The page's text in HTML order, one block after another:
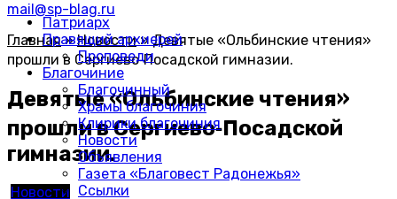
mail@sp-blag.ru
Патриарх
Правящий архиерей
Проповеди
Благочиние
Благочинный
Храмы благочиния
Клирики благочиния
Новости
Объявления
Газета «Благовест Радонежья»
Ссылки
Главная » Новости » Девятые «Ольбинские чтения»
прошли в Сергиево‑Посадской гимназии.
Девятые «Ольбинские чтения»
прошли в Сергиево‑Посадской
гимназии.
Новости